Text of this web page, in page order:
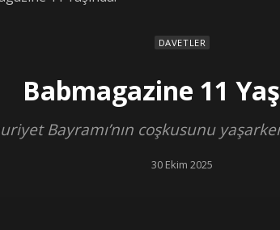
DAVETLER
Babmagazine 11
Bayramı’nın coşkusunu
30 Ekim 2025